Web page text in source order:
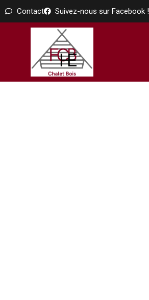
Contact Suivez-nous sur Facebook !